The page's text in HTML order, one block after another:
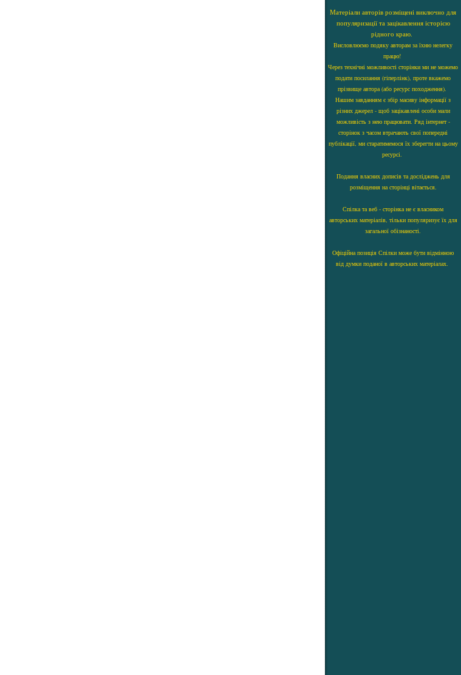
Матеріали авторів розміщені виключно для
популяризації та зацікавлення історією
рідного краю.
Висловлюємо подяку авторам за їхню нелегку
працю!
Через технічні можливості сторінки ми не можемо
подати посилання (гіперлінк), проте вкажемо
прізвище автора (або ресурс походження).
Нашим завданням є збір масиву інформації з
різних джерел - щоб зацікавлені особи мали
можливість з нею працювати. Ряд інтернет -
сторінок з часом втрачають свої попередні
публікації, ми старатимемося їх зберегти на цьому
ресурсі.
Подання власних дописів та досліджень для
розміщення на сторінці вітається.
Спілка та веб - сторінка не є власником
авторських матеріалів, тільки популяризує їх для
загальної обізнаності.
Офіційна позиція Спілки може бути відмінною
від думки поданої в авторських матеріалах.